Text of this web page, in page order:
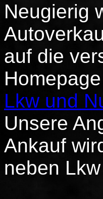
Neugierig
auf die
Lkw und
Unsere
Ankauf
neben